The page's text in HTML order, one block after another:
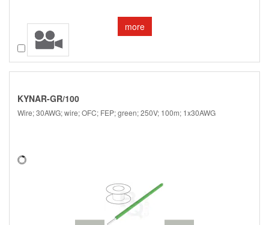
more
Compare
KYNAR-GR/100
Wire; 30AWG; wire; OFC; FEP; green; 250V; 100m; 1x30AWG